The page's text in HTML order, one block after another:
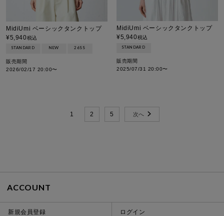
MidiUmi ベーシックタンクトップ
¥5,940税込
STANDARD NEW 26SS
販売期間
2026/02/17 20:00〜
MidiUmi ベーシックタンクトップ
¥5,940税込
STANDARD
販売期間
2025/07/31 20:00〜
1 2 5
ACCOUNT
新規会員登録 ログイン